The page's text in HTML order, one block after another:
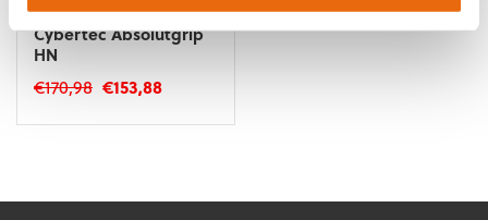
Super Resist+ HN & FM
Cybertec Absolutgrip
HN
€170,98 Oorspronkelijke
€153,88Huidige